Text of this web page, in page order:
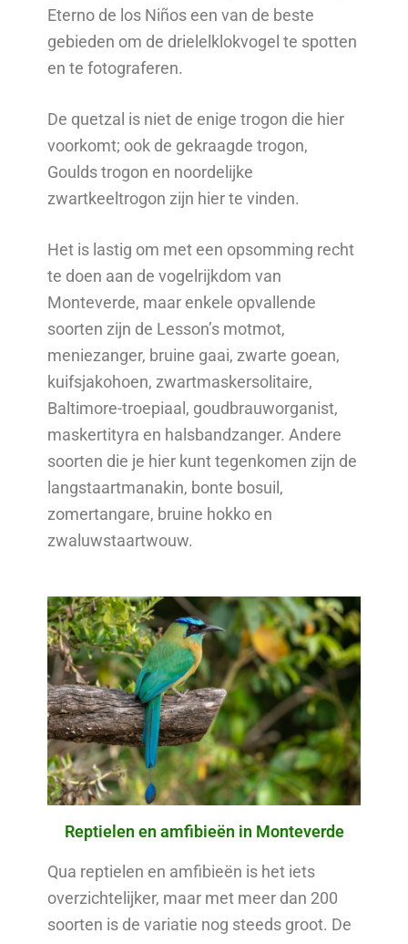
Eterno de los Niños een van de beste
gebieden om de drielelklokvogel te spotten
en te fotograferen.
De quetzal is niet de enige trogon die hier
voorkomt; ook de gekraagde trogon,
Goulds trogon en noordelijke
zwartkeeltrogon zijn hier te vinden.
Het is lastig om met een opsomming recht
te doen aan de vogelrijkdom van
Monteverde, maar enkele opvallende
soorten zijn de Lesson’s motmot,
meniezanger, bruine gaai, zwarte goean,
kuifsjakohoen, zwartmaskersolitaire,
Baltimore-troepiaal, goudbrauworganist,
maskertityra en halsbandzanger. Andere
soorten die je hier kunt tegenkomen zijn de
langstaartmanakin, bonte bosuil,
zomertangare, bruine hokko en
zwaluwstaartwouw.
Reptielen en amfibieën in Monteverde
Qua reptielen en amfibieën is het iets
overzichtelijker, maar met meer dan 200
soorten is de variatie nog steeds groot. De